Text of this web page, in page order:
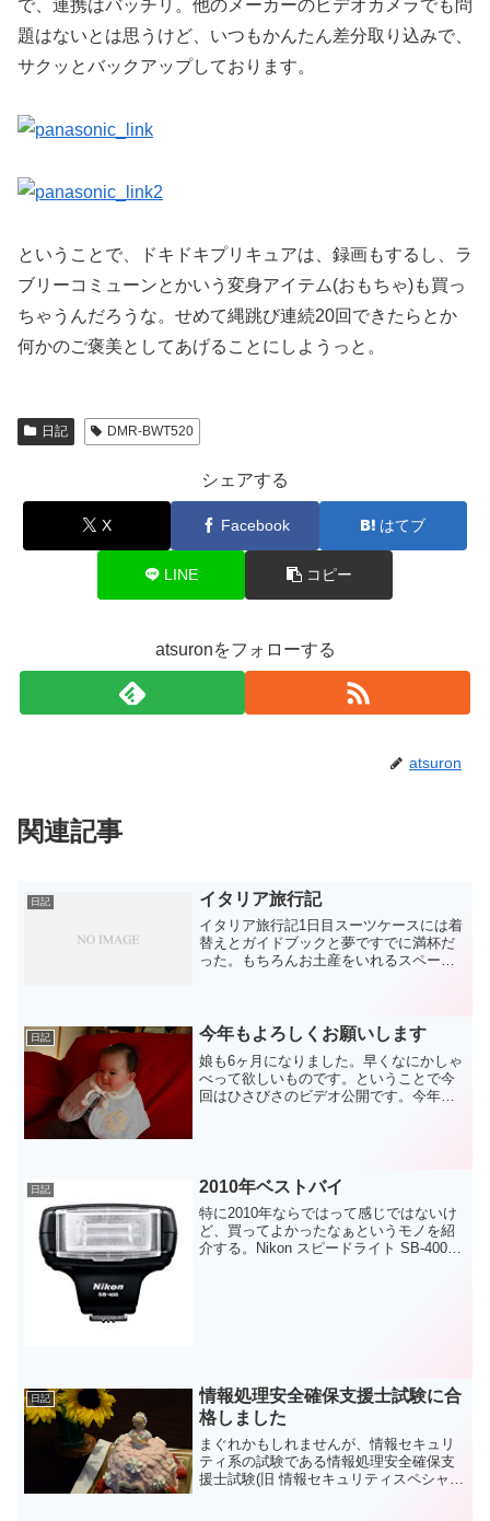
で、連携はバッチリ。他のメーカーのビデオカメラでも問
題はないとは思うけど、いつもかんたん差分取り込みで、
サクッとバックアップしております。
ということで、ドキドキプリキュアは、録画もするし、ラ
ブリーコミューンとかいう変身アイテム(おもちゃ)も買っ
ちゃうんだろうな。せめて縄跳び連続20回できたらとか
何かのご褒美としてあげることにしようっと。
日記 DMR-BWT520
シェアする
X Facebook はてブ
LINE コピー
atsuronをフォローする
atsuron
関連記事
日記 イタリア旅行記
イタリア旅行記1日目スーツケースには着
替えとガイドブックと夢ですでに満杯だ
った。もちろんお土産をいれるスペース
羽田空港について集合場...
日記 今年もよろしくお願いします
娘も6ヶ月になりました。早くなにかしゃ
べって欲しいものです。ということで今
回はひさびさのビデオ公開です。今年の
日記 2010年ベストバイ
特に2010年ならではって感じではないけ
ど、買ってよかったなぁというモノを紹
介する。Nikon スピードライト SB-400一
日記
情報処理安全確保支援士試験に合
格しました
まぐれかもしれませんが、情報セキュリ
ティ系の試験である情報処理安全確保支
援士試験(旧 情報セキュリティスペシャリ